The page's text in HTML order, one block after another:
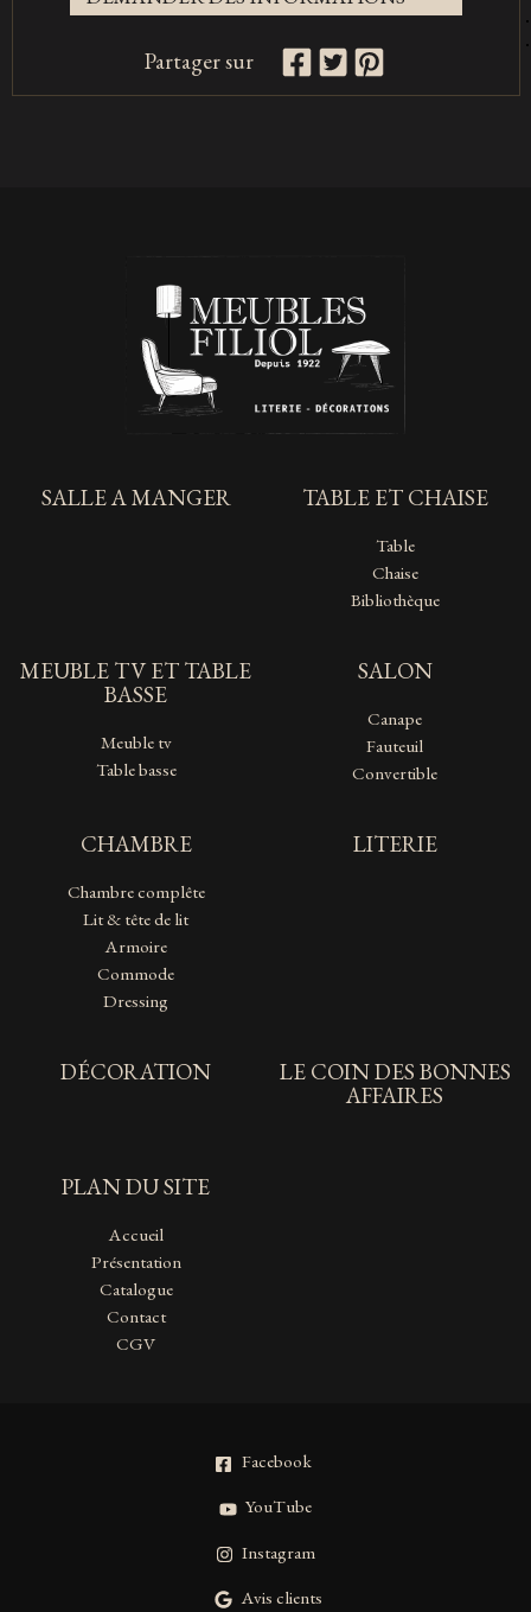
Partager sur
SALLE A MANGER TABLE ET CHAISE
Table
Chaise
Bibliothèque
MEUBLE TV ET TABLE
BASSE
Meuble tv
Table basse
SALON
Canape
Fauteuil
Convertible
CHAMBRE
Chambre complête
Lit & tête de lit
Armoire
Commode
Dressing
LITERIE
DÉCORATION
LE COIN DES BONNES
AFFAIRES
PLAN DU SITE
Accueil
Présentation
Catalogue
Contact
CGV
Facebook
YouTube
Instagram
Avis clients